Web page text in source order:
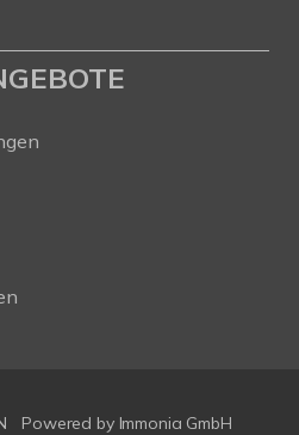
Powered by Immonia GmbH